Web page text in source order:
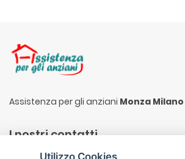
Assistenza per gli anziani Monza Milano
I nostri contatti